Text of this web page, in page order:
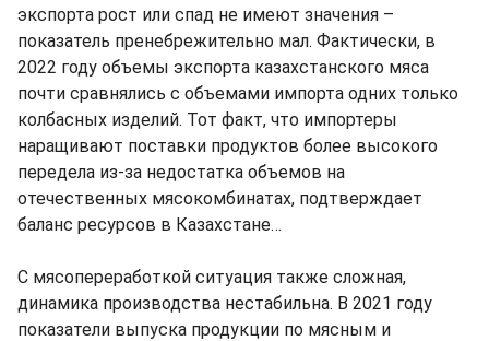
экспорта рост или спад не имеют значения –
показатель пренебрежительно мал. Фактически, в
2022 году объемы экспорта казахстанского мяса
почти сравнялись с объемами импорта одних только
колбасных изделий. Тот факт, что импортеры
наращивают поставки продуктов более высокого
передела из-за недостатка объемов на
отечественных мясокомбинатах, подтверждает
баланс ресурсов в Казахстане…
С мясопереработкой ситуация также сложная,
динамика производства нестабильна. В 2021 году
показатели выпуска продукции по мясным и